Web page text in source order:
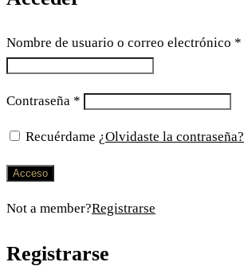
Nombre de usuario o correo electrónico *
Contraseña *
Recuérdame ¿Olvidaste la contraseña?
Acceso
Not a member?Registrarse
Registrarse